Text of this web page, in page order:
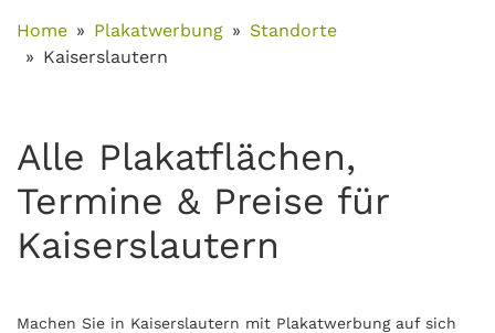
Home Plakatwerbung
Standorte
Kaiserslautern
Alle Plakatflächen,
Termine & Preise für
Kaiserslautern
Machen Sie in Kaiserslautern mit Plakatwerbung auf sich